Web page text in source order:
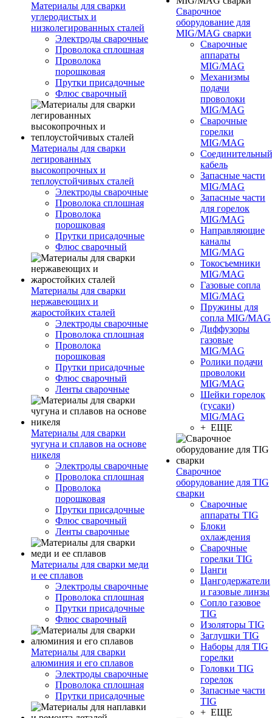
Материалы для сварки
углеродистых и
низколегированных сталей
Электроды сварочные
Проволока сплошная
Проволока
порошковая
Прутки присадочные
Флюс сварочный
Материалы для сварки
легированных
высокопрочных и
теплоустойчивых сталей
Электроды сварочные
Проволока сплошная
Проволока
порошковая
Прутки присадочные
Флюс сварочный
Материалы для сварки
нержавеющих и
жаростойких сталей
Электроды сварочные
Проволока сплошная
Проволока
порошковая
Прутки присадочные
Флюс сварочный
Ленты сварочные
Материалы для сварки
чугуна и сплавов на основе
никеля
Электроды сварочные
Проволока сплошная
Проволока
порошковая
Прутки присадочные
Флюс сварочный
Ленты сварочные
Материалы для сварки меди
и ее сплавов
Электроды сварочные
Проволока сплошная
Прутки присадочные
Флюс сварочный
Материалы для сварки
алюминия и его сплавов
Электроды сварочные
Проволока сплошная
Прутки присадочные
Сварочное
оборудование для
MIG/MAG сварки
Сварочные
аппараты
MIG/MAG
Механизмы
подачи
проволоки
MIG/MAG
Сварочные
горелки
MIG/MAG
Соединительный
кабель
Запасные части
MIG/MAG
Запасные части
для горелок
MIG/MAG
Направляющие
каналы
MIG/MAG
Токосъемники
MIG/MAG
Газовые сопла
MIG/MAG
Пружины для
сопла MIG/MAG
Диффузоры
газовые
MIG/MAG
Ролики подачи
проволоки
MIG/MAG
Шейки горелок
(гусаки)
MIG/MAG
+ ЕЩЕ
Сварочное
оборудование для TIG
сварки
Сварочные
аппараты TIG
Блоки
охлаждения
Сварочные
горелки TIG
Цанги
Цангодержатели
и газовые линзы
Сопло газовое
TIG
Изоляторы TIG
Заглушки TIG
Наборы для TIG
горелки
Головки TIG
горелок
Запасные части
TIG
+ ЕЩЕ